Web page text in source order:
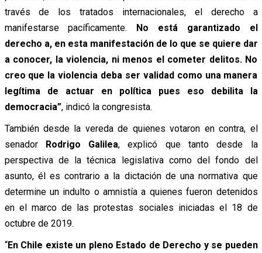
través de los tratados internacionales, el derecho a
manifestarse pacíficamente. No está garantizado el
derecho a, en esta manifestación de lo que se quiere dar
a conocer, la violencia, ni menos el cometer delitos. No
creo que la violencia deba ser validad como una manera
legítima de actuar en política pues eso debilita la
democracia”, indicó la congresista.
También desde la vereda de quienes votaron en contra, el
senador Rodrigo Galilea, explicó que tanto desde la
perspectiva de la técnica legislativa como del fondo del
asunto, él es contrario a la dictación de una normativa que
determine un indulto o amnistía a quienes fueron detenidos
en el marco de las protestas sociales iniciadas el 18 de
octubre de 2019.
“En Chile existe un pleno Estado de Derecho y se pueden